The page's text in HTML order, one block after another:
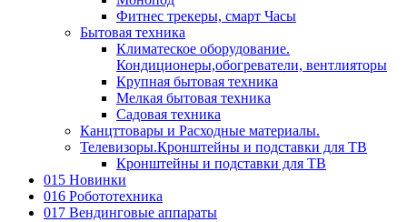
Фитнес трекеры, смарт Часы
Бытовая техника
Климатеское оборудование.
Кондиционеры,обогреватели, вентлияторы
Крупная бытовая техника
Мелкая бытовая техника
Садовая техника
Канцттовары и Расходные материалы.
Телевизоры.Кронштейны и подставки для ТВ
Кронштейны и подставки для ТВ
015 Новинки
016 Робототехника
017 Вендинговые аппараты